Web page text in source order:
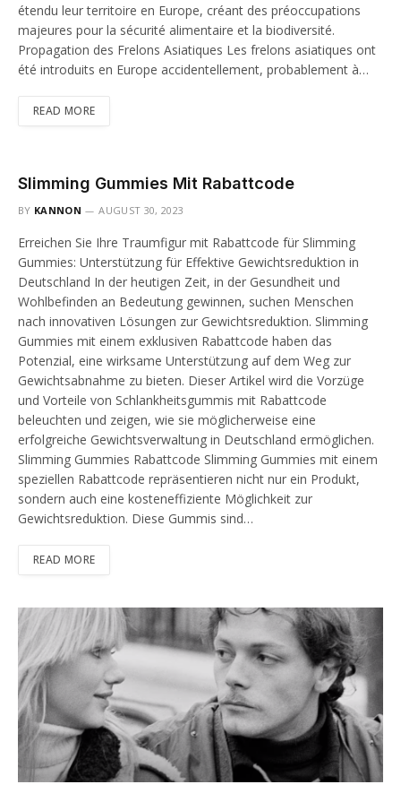
étendu leur territoire en Europe, créant des préoccupations
majeures pour la sécurité alimentaire et la biodiversité.
Propagation des Frelons Asiatiques Les frelons asiatiques ont
été introduits en Europe accidentellement, probablement à…
READ MORE
Slimming Gummies Mit Rabattcode
BY KANNON AUGUST 30, 2023
Erreichen Sie Ihre Traumfigur mit Rabattcode für Slimming
Gummies: Unterstützung für Effektive Gewichtsreduktion in
Deutschland In der heutigen Zeit, in der Gesundheit und
Wohlbefinden an Bedeutung gewinnen, suchen Menschen
nach innovativen Lösungen zur Gewichtsreduktion. Slimming
Gummies mit einem exklusiven Rabattcode haben das
Potenzial, eine wirksame Unterstützung auf dem Weg zur
Gewichtsabnahme zu bieten. Dieser Artikel wird die Vorzüge
und Vorteile von Schlankheitsgummis mit Rabattcode
beleuchten und zeigen, wie sie möglicherweise eine
erfolgreiche Gewichtsverwaltung in Deutschland ermöglichen.
Slimming Gummies Rabattcode Slimming Gummies mit einem
speziellen Rabattcode repräsentieren nicht nur ein Produkt,
sondern auch eine kosteneffiziente Möglichkeit zur
Gewichtsreduktion. Diese Gummis sind…
READ MORE